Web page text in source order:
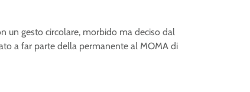
un gesto circolare, morbido ma deciso dal
a far parte della permanente al MOMA di